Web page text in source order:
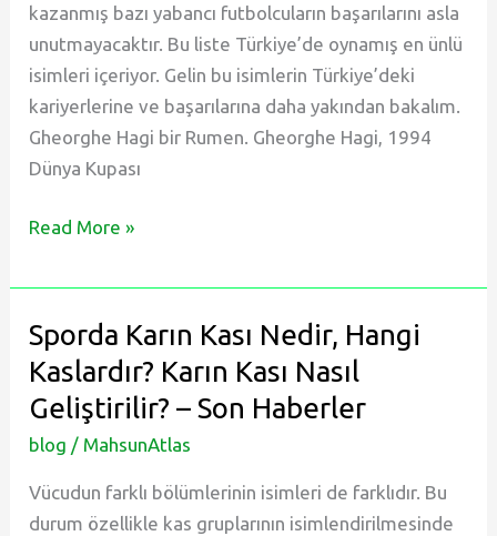
kazanmış bazı yabancı futbolcuların başarılarını asla
unutmayacaktır. Bu liste Türkiye’de oynamış en ünlü
isimleri içeriyor. Gelin bu isimlerin Türkiye’deki
kariyerlerine ve başarılarına daha yakından bakalım.
Gheorghe Hagi bir Rumen. Gheorghe Hagi, 1994
Dünya Kupası
Türkiye’de
En
Yabancı
Futbolcular
Read More »
Sporda Karın Kası Nedir, Hangi
Kaslardır? Karın Kası Nasıl
Geliştirilir? – Son Haberler
blog / MahsunAtlas
Vücudun farklı bölümlerinin isimleri de farklıdır. Bu
durum özellikle kas gruplarının isimlendirilmesinde